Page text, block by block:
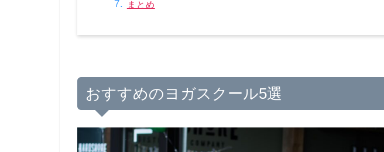
まとめ
おすすめのヨガスクール5選